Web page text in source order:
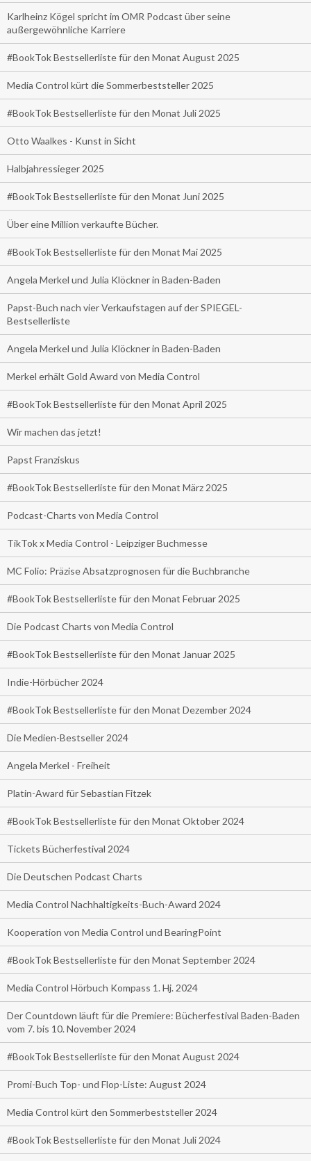
Karlheinz Kögel spricht im OMR Podcast über seine
außergewöhnliche Karriere
#BookTok Bestsellerliste für den Monat August 2025
Media Control kürt die Sommerbeststeller 2025
#BookTok Bestsellerliste für den Monat Juli 2025
Otto Waalkes - Kunst in Sicht
Halbjahressieger 2025
#BookTok Bestsellerliste für den Monat Juni 2025
Über eine Million verkaufte Bücher.
#BookTok Bestsellerliste für den Monat Mai 2025
Angela Merkel und Julia Klöckner in Baden-Baden
Papst-Buch nach vier Verkaufstagen auf der SPIEGEL-
Bestsellerliste
Angela Merkel und Julia Klöckner in Baden-Baden
Merkel erhält Gold Award von Media Control
#BookTok Bestsellerliste für den Monat April 2025
Wir machen das jetzt!
Papst Franziskus
#BookTok Bestsellerliste für den Monat März 2025
Podcast-Charts von Media Control
TikTok x Media Control - Leipziger Buchmesse
MC Folio: Präzise Absatzprognosen für die Buchbranche
#BookTok Bestsellerliste für den Monat Februar 2025
Die Podcast Charts von Media Control
#BookTok Bestsellerliste für den Monat Januar 2025
Indie-Hörbücher 2024
#BookTok Bestsellerliste für den Monat Dezember 2024
Die Medien-Bestseller 2024
Angela Merkel - Freiheit
Platin-Award für Sebastian Fitzek
#BookTok Bestsellerliste für den Monat Oktober 2024
Tickets Bücherfestival 2024
Die Deutschen Podcast Charts
Media Control Nachhaltigkeits-Buch-Award 2024
Kooperation von Media Control und BearingPoint
#BookTok Bestsellerliste für den Monat September 2024
Media Control Hörbuch Kompass 1. Hj. 2024
Der Countdown läuft für die Premiere: Bücherfestival Baden-Baden
vom 7. bis 10. November 2024
#BookTok Bestsellerliste für den Monat August 2024
Promi-Buch Top- und Flop-Liste: August 2024
Media Control kürt den Sommerbeststeller 2024
#BookTok Bestsellerliste für den Monat Juli 2024